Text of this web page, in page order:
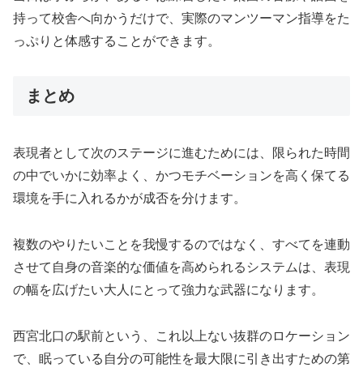
持って校舎へ向かうだけで、実際のマンツーマン指導をた
っぷりと体感することができます。
まとめ
表現者として次のステージに進むためには、限られた時間
の中でいかに効率よく、かつモチベーションを高く保てる
環境を手に入れるかが成否を分けます。
複数のやりたいことを我慢するのではなく、すべてを連動
させて自身の音楽的な価値を高められるシステムは、表現
の幅を広げたい大人にとって強力な武器になります。
西宮北口の駅前という、これ以上ない抜群のロケーション
で、眠っている自分の可能性を最大限に引き出すための第